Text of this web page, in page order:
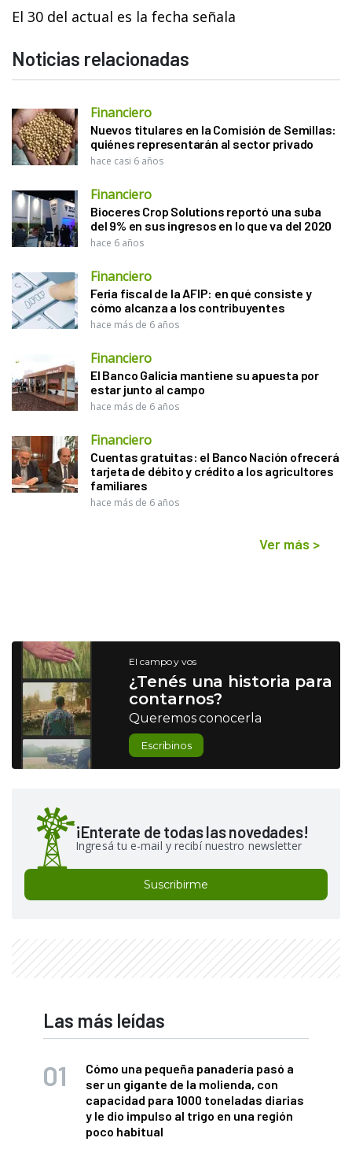
El 30 del actual es la fecha señala
Noticias relacionadas
Financiero
Nuevos titulares en la Comisión de Semillas:
quiénes representarán al sector privado
hace casi 6 años
Financiero
Bioceres Crop Solutions reportó una suba
del 9% en sus ingresos en lo que va del 2020
hace 6 años
Financiero
Feria fiscal de la AFIP: en qué consiste y
cómo alcanza a los contribuyentes
hace más de 6 años
Financiero
El Banco Galicia mantiene su apuesta por
estar junto al campo
hace más de 6 años
Financiero
Cuentas gratuitas: el Banco Nación ofrecerá
tarjeta de débito y crédito a los agricultores
familiares
hace más de 6 años
Ver más >
El campo y vos
¿Tenés una historia para
contarnos?
Queremos conocerla
Escribinos
¡Enterate de todas las novedades!
Ingresá tu e-mail y recibí nuestro newsletter
Suscribirme
Las más leídas
Cómo una pequeña panadería pasó a
ser un gigante de la molienda, con
capacidad para 1000 toneladas diarias
y le dio impulso al trigo en una región
poco habitual